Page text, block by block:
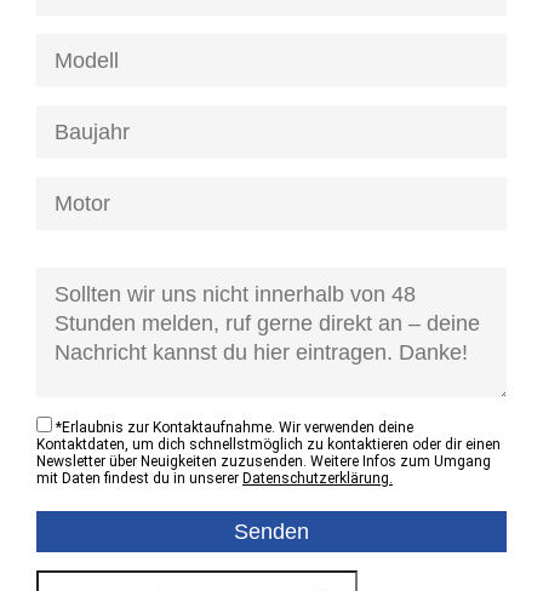
*Erlaubnis zur Kontaktaufnahme. Wir verwenden deine
Kontaktdaten, um dich schnellstmöglich zu kontaktieren oder dir einen
Newsletter über Neuigkeiten zuzusenden. Weitere Infos zum Umgang
mit Daten findest du in unserer Datenschutzerklärung.